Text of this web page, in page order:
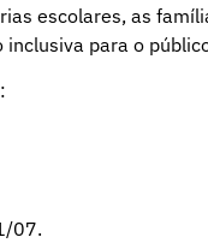
escolares, as
para o
07.